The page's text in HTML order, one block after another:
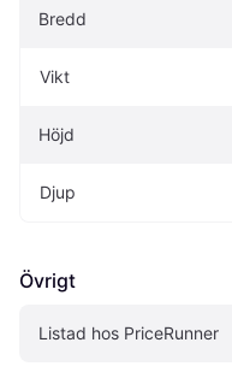
Bredd
Vikt
Höjd
Djup
Övrigt
Listad hos PriceRunner